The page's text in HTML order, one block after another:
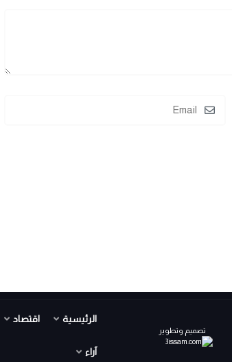
تصميم وتطوير
الرئيسية اقتصاد
آراء